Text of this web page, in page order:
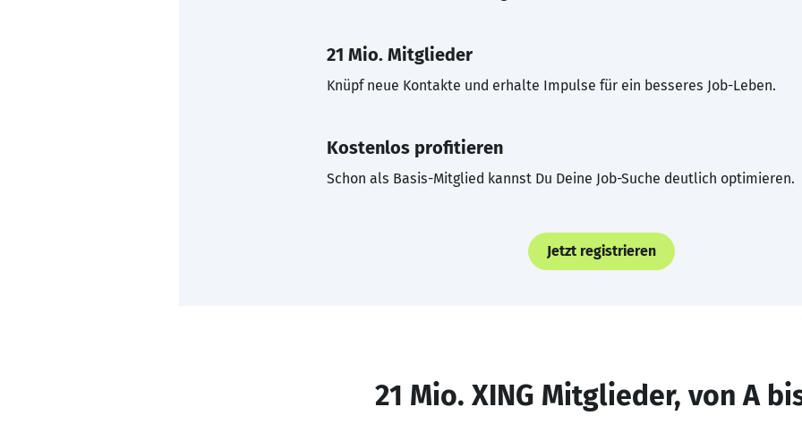
21 Mio. Mitglieder
Knüpf neue Kontakte und erhalte Impulse für ein besseres Job-Leben.
Kostenlos profitieren
Schon als Basis-Mitglied kannst Du Deine Job-Suche deutlich optimieren.
Jetzt registrieren
21 Mio. XING Mitglieder, von A